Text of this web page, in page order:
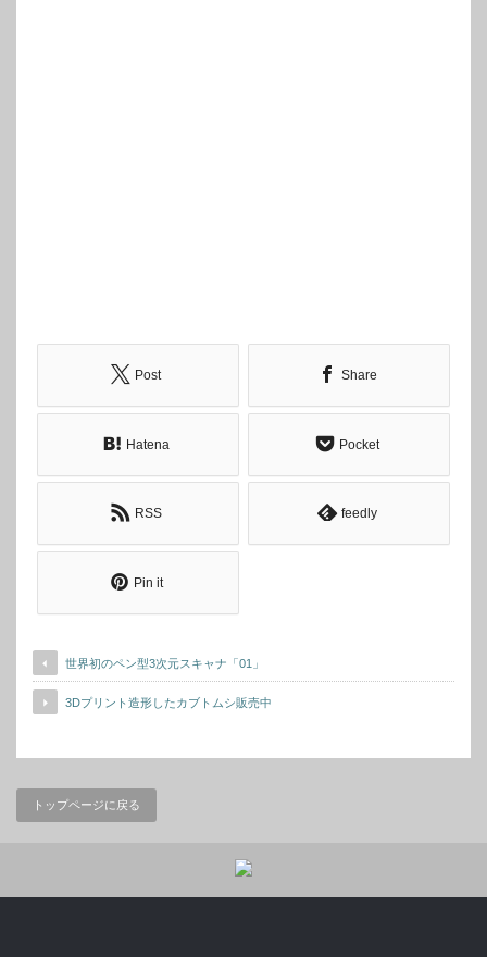
Post Share
Hatena Pocket
RSS feedly
Pin it
世界初のペン型3次元スキャナ「01」
3Dプリント造形したカブトムシ販売中
トップページに戻る